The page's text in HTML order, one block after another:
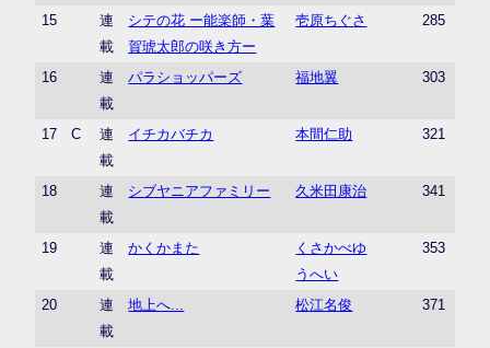
15
連
載
シテの花 ー能楽師・葉
賀琥太郎の咲き方ー
壱原ちぐさ 285
16
連
載
パラショッパーズ 福地翼 303
17 C
連
載
イチカバチカ 本間仁助 321
18
連
載
シブヤニアファミリー 久米田康治 341
19
連
載
かくかまた
くさかべゆ
うへい
353
20
連
載
地上へ... 松江名俊 371